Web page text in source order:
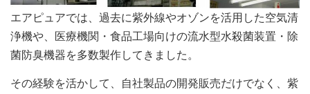
エアピュアでは、過去に紫外線やオゾンを活用した空気清
浄機や、医療機関・食品工場向けの流水型水殺菌装置・除
菌防臭機器を多数製作してきました。
その経験を活かして、自社製品の開発販売だけでなく、紫